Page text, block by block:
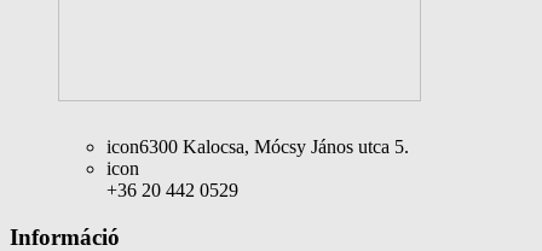
icon6300 Kalocsa, Mócsy János utca 5.
icon
+36 20 442 0529
Információ